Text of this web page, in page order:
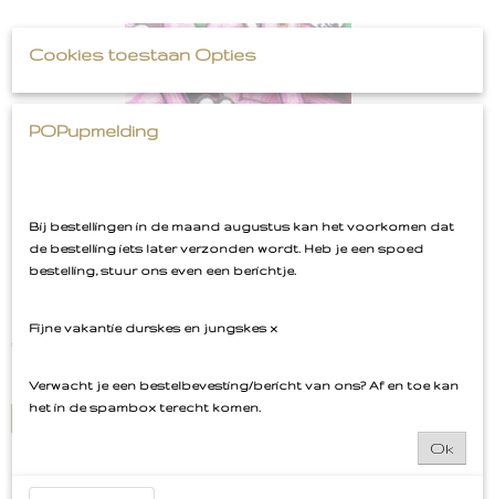
Flamingo Embleem met kikker
€ 5,99
Op voorraad
IN WINKELWAGEN
Cookies toestaan Opties
POPupmelding
Bij bestellingen in de maand augustus kan het voorkomen dat
de bestelling iets later verzonden wordt. Heb je een spoed
bestelling, stuur ons even een berichtje.
Fijne vakantie durskes en jungskes x
Verwacht je een bestelbevesting/bericht van ons? Af en toe kan
het in de spambox terecht komen.
Ok